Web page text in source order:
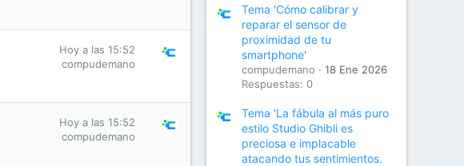
Hoy a las 15:52
compudemano
Hoy a las 15:52
compudemano
Tema 'Cómo calibrar y
reparar el sensor de
proximidad de tu
smartphone'
compudemano
18 Ene 2026
Respuestas: 0
Tema 'La fábula al más puro
estilo Studio Ghibli es
preciosa e implacable
atacando tus sentimientos.